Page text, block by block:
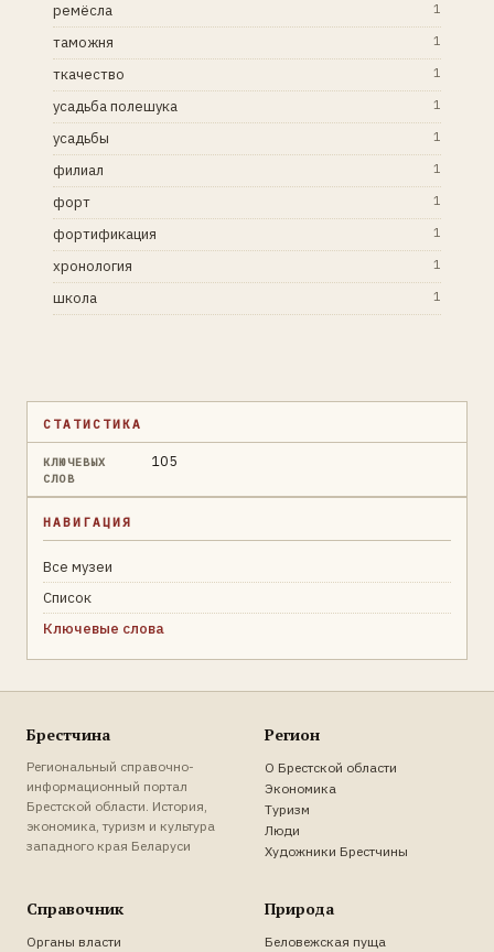
ремёсла 1
таможня 1
ткачество 1
усадьба полешука 1
усадьбы 1
филиал 1
форт 1
фортификация 1
хронология 1
школа 1
СТАТИСТИКА
КЛЮЧЕВЫХ
СЛОВ
105
НАВИГАЦИЯ
Все музеи
Список
Ключевые слова
Брестчина
Региональный справочно-
информационный портал
Брестской области. История,
экономика, туризм и культура
западного края Беларуси
Регион
О Брестской области
Экономика
Туризм
Люди
Художники Брестчины
Справочник
Органы власти
Природа
Беловежская пуща